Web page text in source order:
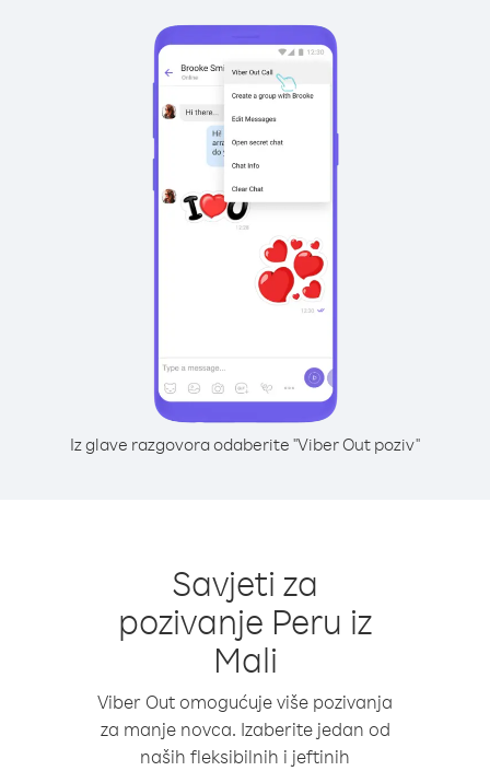
Iz glave razgovora odaberite "Viber Out poziv"
Savjeti za
pozivanje Peru iz
Mali
Viber Out omogućuje više pozivanja
za manje novca. Izaberite jedan od
naših fleksibilnih i jeftinih